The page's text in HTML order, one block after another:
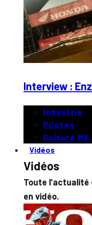
Interview :
Industrie
Pilotes
Culture MX
Vidéos
Vidéos
Toute
en vidéo.